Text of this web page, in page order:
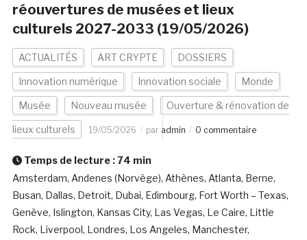
réouvertures de musées et lieux
culturels 2027-2033 (19/05/2026)
ACTUALITÉS ART CRYPTE DOSSIERS
Innovation numérique Innovation sociale Monde
Musée Nouveau musée Ouverture & rénovation de
lieux culturels 19/05/2026 par admin 0 commentaire
Temps de lecture :74 min
Amsterdam, Andenes (Norvège), Athènes, Atlanta, Berne,
Busan, Dallas, Detroit, Dubai, Edimbourg, Fort Worth – Texas,
Genève, Islington, Kansas City, Las Vegas, Le Caire, Little
Rock, Liverpool, Londres, Los Angeles, Manchester,